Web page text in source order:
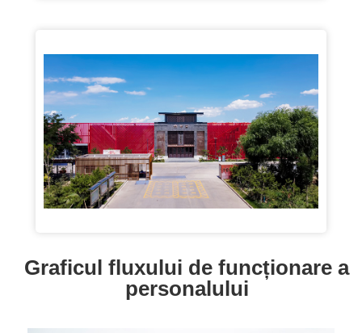
Graficul fluxului de funcționare a
personalului